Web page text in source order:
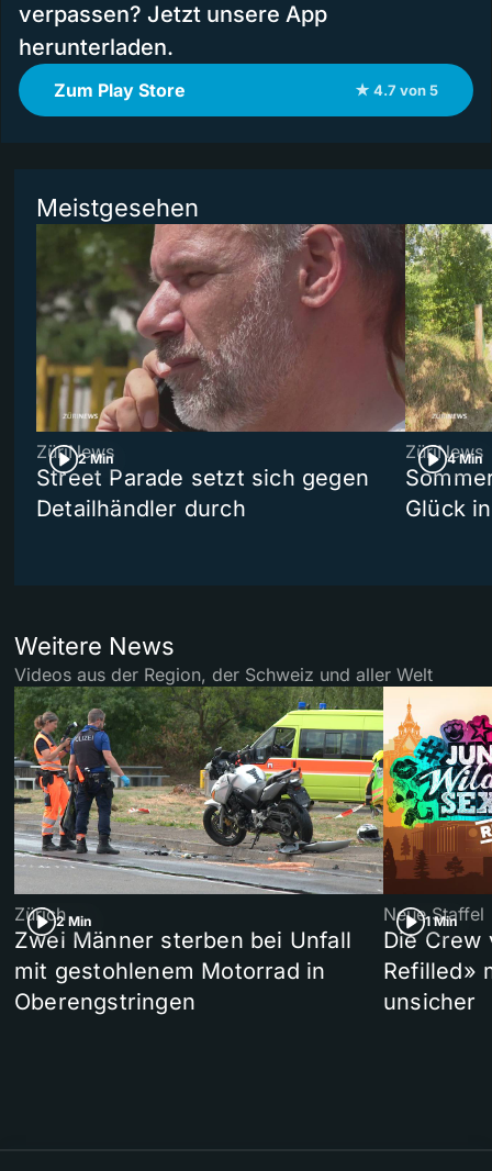
verpassen? Jetzt unsere App
herunterladen.
Zum Play Store ★ 4.7 von 5
Meistgesehen
2 Min
ZüriNews
Street Parade setzt sich gegen
Detailhändler durch
4 Min
ZüriNews
Glück
Weitere News
Videos aus der Region, der Schweiz und aller Welt
2 Min
Zürich
Zwei Männer sterben bei Unfall
mit gestohlenem Motorrad in
Oberengstringen
1 Min
Neue Staffel
Die Crew
Refilled»
unsicher